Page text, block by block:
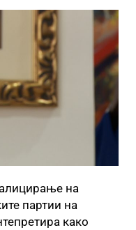
на
партии на
како